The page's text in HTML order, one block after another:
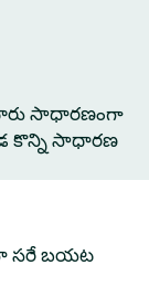
వారు సాధారణంగా
కొన్ని సాధారణ
సరే బయట